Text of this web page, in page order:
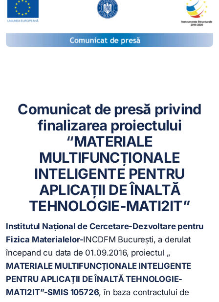
Comunicat de presă privind
finalizarea proiectului
“MATERIALE
MULTIFUNCȚIONALE
INTELIGENTE PENTRU
APLICAȚII DE ÎNALTĂ
TEHNOLOGIE-MATI2IT”
Institutul Naţional de Cercetare-Dezvoltare pentru
Fizica Materialelor-INCDFM București, a derulat
începand cu data de 01.09.2016, proiectul „
MATERIALE MULTIFUNCȚIONALE INTELIGENTE
PENTRU APLICAȚII DE ÎNALTĂ TEHNOLOGIE-
MATI2IT”-SMIS 105726, în baza contractului de